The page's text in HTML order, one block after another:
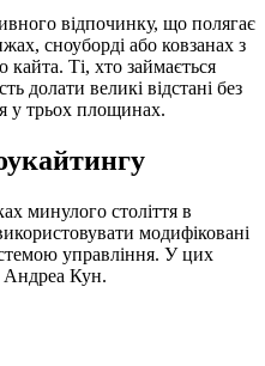
відпочинку, що полягає
сноуборді або ковзанах з
Ті, хто займається
долати великі відстані без
у трьох площинах.
минулого століття в
модифіковані
управління. У цих
Андреа Кун.